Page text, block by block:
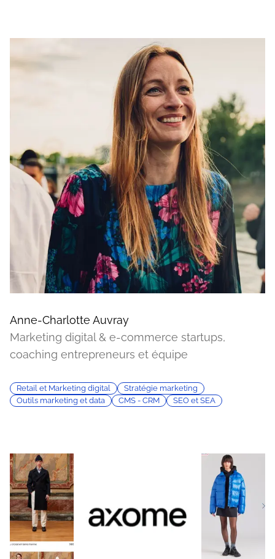
Anne-Charlotte Auvray
Marketing digital & e-commerce startups,
coaching entrepreneurs et équipe
Retail et Marketing digital
Stratégie marketing
Outils marketing et data
CMS - CRM SEO et SEA